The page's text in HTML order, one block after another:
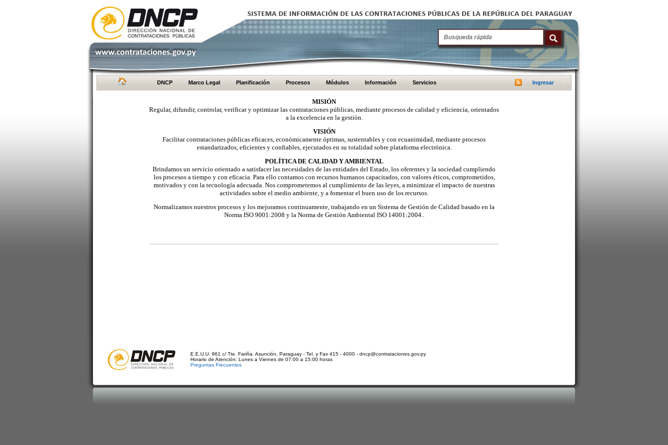
DNCP Marco Legal Planificación Procesos Módulos Información Servicios Ingresar
MISIÓN
Regular, difundir, controlar, verificar y optimizar las contrataciones públicas, mediante procesos de calidad y eficiencia, orientados
a la excelencia en la gestión.
VISIÓN
Facilitar contrataciones públicas eficaces, económicamente óptimas, sustentables y con ecuanimidad, mediante procesos
estandarizados, eficientes y confiables, ejecutados en su totalidad sobre plataforma electrónica.
POLÍTICA DE CALIDAD Y AMBIENTAL
Brindamos un servicio orientado a satisfacer las necesidades de las entidades del Estado, los oferentes y la sociedad cumpliendo
los procesos a tiempo y con eficacia. Para ello contamos con recursos humanos capacitados, con valores éticos, comprometidos,
motivados y con la tecnología adecuada. Nos comprometemos al cumplimiento de las leyes, a minimizar el impacto de nuestras
actividades sobre el medio ambiente, y a fomentar el buen uso de los recursos.
Normalizamos nuestros procesos y los mejoramos continuamente, trabajando en un Sistema de Gestión de Calidad basado en la
Norma ISO 9001:2008 y la Norma de Gestión Ambiental ISO 14001:2004..
E.E.U.U. 961 c/ Tte. Fariña. Asunción, Paraguay - Tel. y Fax 415 - 4000 - dncp@contrataciones.gov.py
Horario de Atención: Lunes a Viernes de 07:00 a 15:00 horas
Preguntas Frecuentes